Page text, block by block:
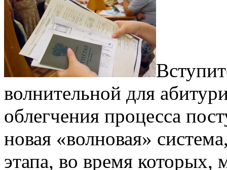
волнительной для
облегчения процесса
новая «волновая»
этапа, во время которых,